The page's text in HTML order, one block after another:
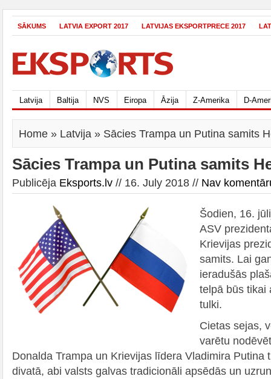
SĀKUMS LATVIA EXPORT 2017 LATVIJAS EKSPORTPRECE 2017
Latvija Baltija NVS Eiropa Āzija Z-Amerika D-
Home » Latvija » Sācies Trampa un Putina samits
Sācies Trampa un Putina samits
Publicēja Eksports.lv // 16. July 2018 // Nav
Šodien, 16.
ASV
Krievijas
samits. Lai
ieradušās
telpā būs tikai
tulki.
Cietas sejas,
varētu
Donalda Trampa un Krievijas līdera Vladimira Putina
divatā, abi valsts galvas tradicionāli apsēdās un